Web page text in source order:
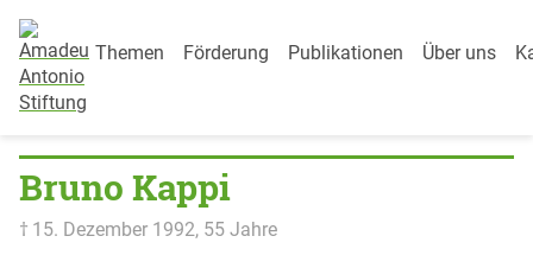
Weiter zum InhaltCategory Menu
Themen Förderung Publikationen Über uns
Startseite
Bruno Kappi
† 15. Dezember 1992, 55 Jahre